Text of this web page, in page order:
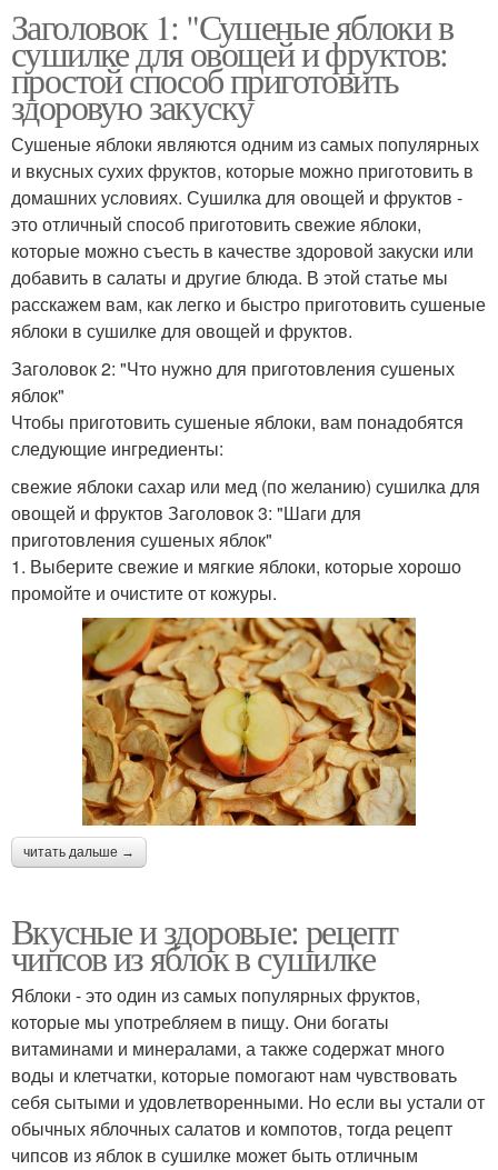
Заголовок 1: "Сушеные яблоки в
сушилке для овощей и фруктов:
простой способ приготовить
здоровую закуску
Сушеные яблоки являются одним из самых популярных
и вкусных сухих фруктов, которые можно приготовить в
домашних условиях. Сушилка для овощей и фруктов -
это отличный способ приготовить свежие яблоки,
которые можно съесть в качестве здоровой закуски или
добавить в салаты и другие блюда. В этой статье мы
расскажем вам, как легко и быстро приготовить сушеные
яблоки в сушилке для овощей и фруктов.
Заголовок 2: "Что нужно для приготовления сушеных
яблок"
Чтобы приготовить сушеные яблоки, вам понадобятся
следующие ингредиенты:
свежие яблоки сахар или мед (по желанию) сушилка для
овощей и фруктов Заголовок 3: "Шаги для
приготовления сушеных яблок"
1. Выберите свежие и мягкие яблоки, которые хорошо
промойте и очистите от кожуры.
читать дальше →
Вкусные и здоровые: рецепт
чипсов из яблок в сушилке
Яблоки - это один из самых популярных фруктов,
которые мы употребляем в пищу. Они богаты
витаминами и минералами, а также содержат много
воды и клетчатки, которые помогают нам чувствовать
себя сытыми и удовлетворенными. Но если вы устали от
обычных яблочных салатов и компотов, тогда рецепт
чипсов из яблок в сушилке может быть отличным